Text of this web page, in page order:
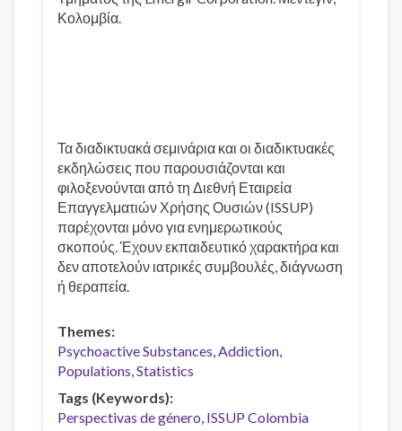
Κολομβία.
Τα διαδικτυακά σεμινάρια και οι διαδικτυακές
εκδηλώσεις που παρουσιάζονται και
φιλοξενούνται από τη Διεθνή Εταιρεία
Επαγγελματιών Χρήσης Ουσιών (ISSUP)
παρέχονται μόνο για ενημερωτικούς
σκοπούς. Έχουν εκπαιδευτικό χαρακτήρα και
δεν αποτελούν ιατρικές συμβουλές, διάγνωση
ή θεραπεία.
Themes
Psychoactive Substances Addiction
Populations Statistics
Tags (Keywords)
Perspectivas de género ISSUP Colombia